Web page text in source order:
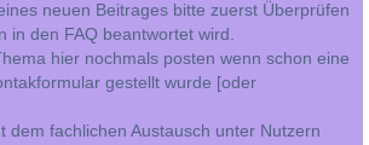
neuen Beitrages bitte zuerst Überprüfen
in den FAQ beantwortet wird.
hier nochmals posten wenn schon eine
gestellt wurde [oder
dem fachlichen Austausch unter Nutzern